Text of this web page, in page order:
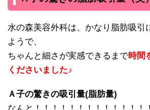
水の森美容外科は、かなり脂肪吸引
ようで、
ちゃんと細さが実感できるまで時間
くださいました♪
Ａ子の驚きの吸引量(脂肪量)